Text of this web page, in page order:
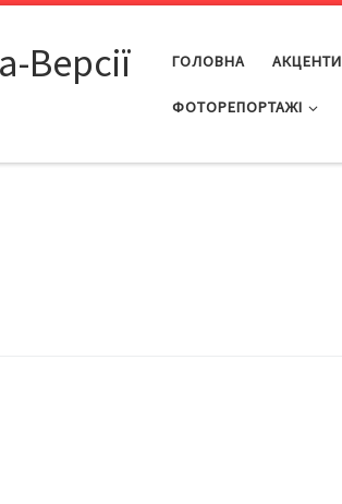
Версії ГОЛОВНА АКЦЕНТИ
ФОТОРЕПОРТАЖІ